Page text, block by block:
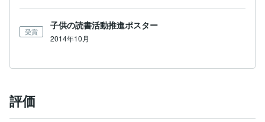
受賞
子供の読書活動推進ポスター
2014年10月
評価